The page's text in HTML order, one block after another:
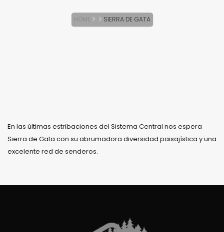
HOME SIERRA DE GATA
En las últimas estribaciones del Sistema Central nos espera
Sierra de Gata con su abrumadora diversidad paisajística y una
excelente red de senderos.